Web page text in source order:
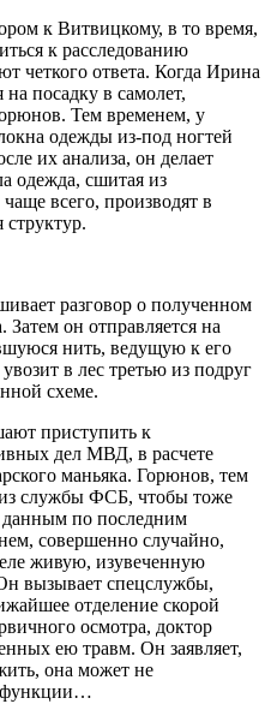
к Витвицкому, в то время,
к расследованию
четкого ответа. Когда Ирина
посадку в самолет,
Тем временем, у
одежды из-под ногтей
их анализа, он делает
одежда, сшитая из
всего, производят в
разговор о полученном
он отправляется на
нить, ведущую к его
в лес третью из подруг
схеме.
приступить к
дел МВД, в расчете
маньяка. Горюнов, тем
службы ФСБ, чтобы тоже
данным по последним
совершенно случайно,
живую, изувеченную
вызывает спецслужбы,
отделение скорой
осмотра, доктор
ею травм. Он заявляет,
она может не
функции…